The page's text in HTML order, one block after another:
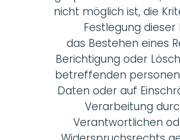
nicht möglich ist, die
Festlegung dieser
das Bestehen eines
Berichtigung oder
betreffenden
Daten oder auf
Verarbeitung
Verantwortlichen